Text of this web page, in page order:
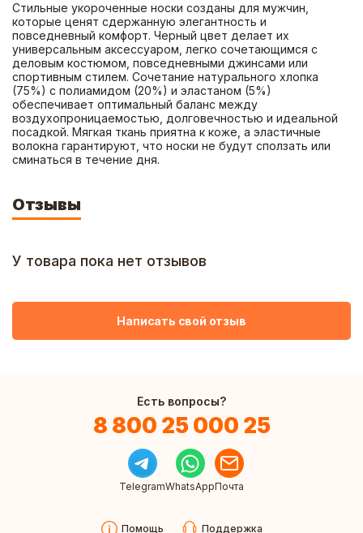
Стильные укороченные носки созданы для мужчин,
которые ценят сдержанную элегантность и
повседневный комфорт. Черный цвет делает их
универсальным аксессуаром, легко сочетающимся с
деловым костюмом, повседневными джинсами или
спортивным стилем. Сочетание натурального хлопка
(75%) с полиамидом (20%) и эластаном (5%)
обеспечивает оптимальный баланс между
воздухопроницаемостью, долговечностью и идеальной
посадкой. Мягкая ткань приятна к коже, а эластичные
волокна гарантируют, что носки не будут сползать или
сминаться в течение дня.
Отзывы
У товара пока нет отзывов
Написать свой отзыв
Есть вопросы?
8 800 25 000 25
TelegramWhatsAppПочта
Помощь Поддержка